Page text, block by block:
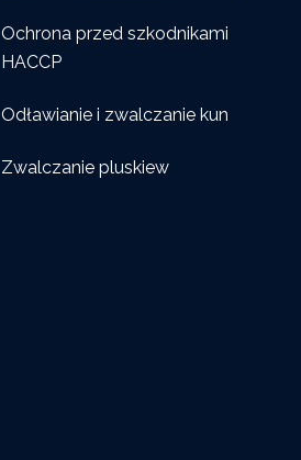
Ochrona przed szkodnikami
HACCP
Odławianie i zwalczanie kun
Zwalczanie pluskiew